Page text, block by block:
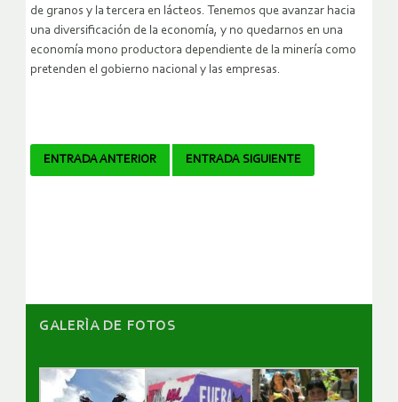
de granos y la tercera en lácteos. Tenemos que avanzar hacia
una diversificación de la economía, y no quedarnos en una
economía mono productora dependiente de la minería como
pretenden el gobierno nacional y las empresas.
Navegador
ENTRADA ANTERIOR ENTRADA SIGUIENTE
GALERÌA DE FOTOS